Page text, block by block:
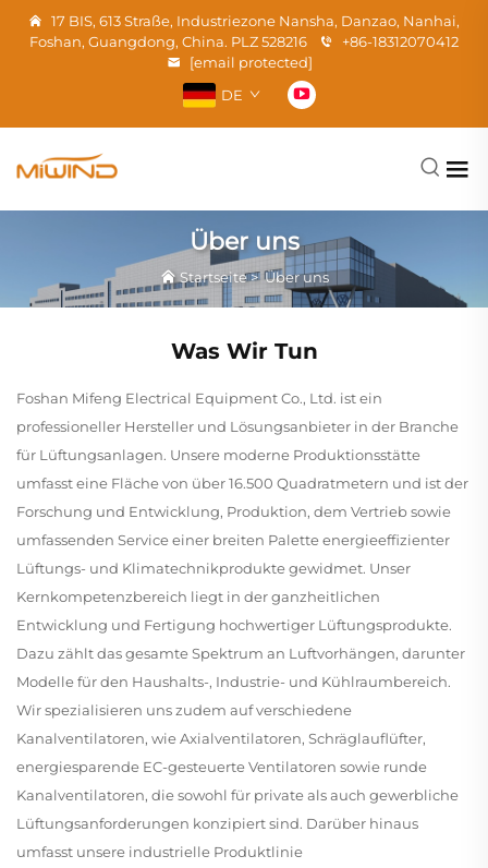
17 BIS, 613 Straße, Industriezone Nansha, Danzao, Nanhai,
Foshan, Guangdong, China. PLZ 528216
+86-18312070412
[email protected]
DE
Über uns
Startseite>Über uns
Was Wir Tun
Foshan Mifeng Electrical Equipment Co., Ltd. ist ein
professioneller Hersteller und Lösungsanbieter in der Branche
für Lüftungsanlagen. Unsere moderne Produktionsstätte
umfasst eine Fläche von über 16.500 Quadratmetern und ist der
Forschung und Entwicklung, Produktion, dem Vertrieb sowie
umfassenden Service einer breiten Palette energieeffizienter
Lüftungs- und Klimatechnikprodukte gewidmet. Unser
Kernkompetenzbereich liegt in der ganzheitlichen
Entwicklung und Fertigung hochwertiger Lüftungsprodukte.
Dazu zählt das gesamte Spektrum an Luftvorhängen, darunter
Modelle für den Haushalts-, Industrie- und Kühlraumbereich.
Wir spezialisieren uns zudem auf verschiedene
Kanalventilatoren, wie Axialventilatoren, Schräglauflüfter,
energiesparende EC-gesteuerte Ventilatoren sowie runde
Kanalventilatoren, die sowohl für private als auch gewerbliche
Lüftungsanforderungen konzipiert sind. Darüber hinaus
umfasst unsere industrielle Produktlinie